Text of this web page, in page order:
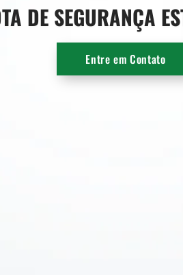
DE SEGURANÇA
Entre em Contato